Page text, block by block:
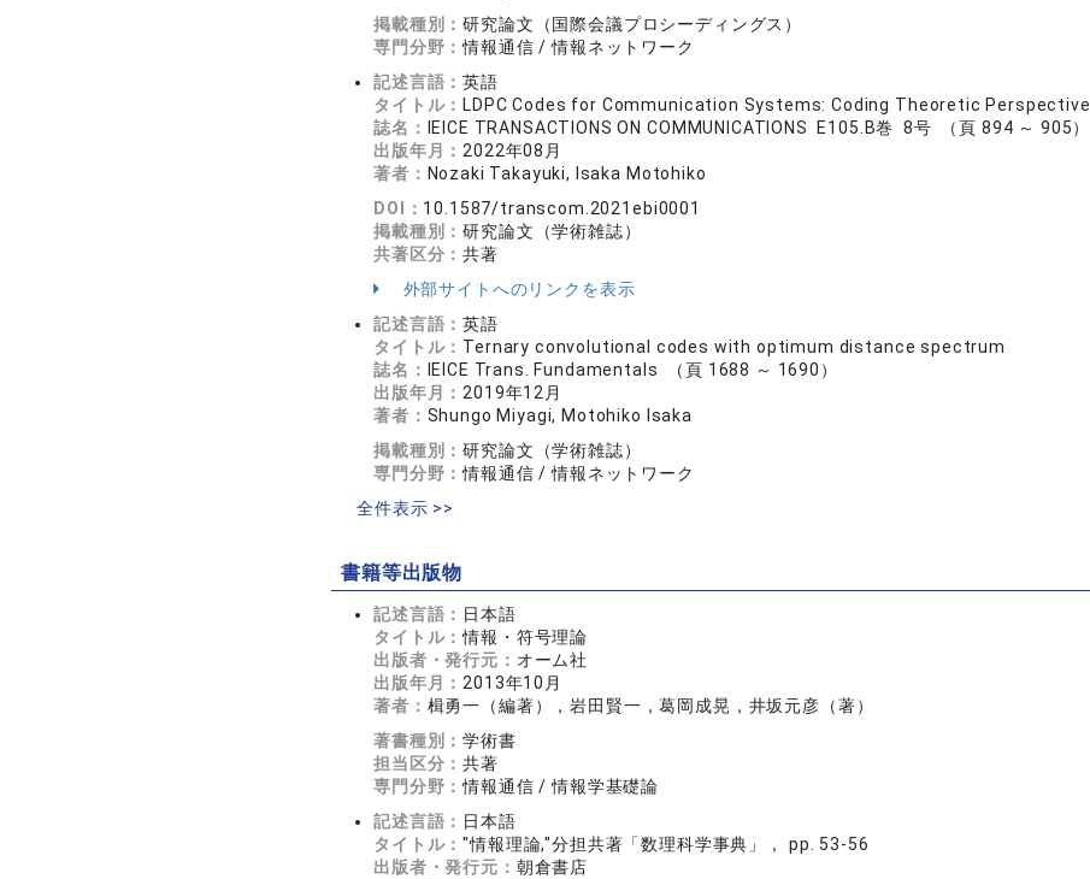
掲載種別：研究論文（国際会議プロシーディングス）
専門分野：情報通信 / 情報ネットワーク
記述言語：英語
タイトル： LDPC Codes for Communication Systems: Coding Theoretic Perspective
誌名：
IEICE TRANSACTIONS ON COMMUNICATIONS E105.B巻 8号 （頁 894 ～ 905）
出版年月： 2022年08月
著者： Nozaki Takayuki, Isaka Motohiko
DOI： 10.1587/transcom.2021ebi0001
掲載種別：研究論文（学術雑誌）
共著区分：共著
外部サイトへのリンクを表示
記述言語：英語
タイトル： Ternary convolutional codes with optimum distance spectrum
誌名：
IEICE Trans. Fundamentals （頁 1688 ～ 1690）
出版年月： 2019年12月
著者： Shungo Miyagi, Motohiko Isaka
掲載種別：研究論文（学術雑誌）
専門分野：情報通信 / 情報ネットワーク
全件表示 >>
書籍等出版物
記述言語： 日本語
タイトル：情報・符号理論
出版者・発行元： オーム社
出版年月： 2013年10月
著者： 楫勇一（編著），岩田賢一，葛岡成晃，井坂元彦（著）
著書種別：学術書
担当区分：共著
専門分野：情報通信 / 情報学基礎論
記述言語： 日本語
タイトル："情報理論,"分担共著「数理科学事典」， pp. 53-56
出版者・発行元： 朝倉書店